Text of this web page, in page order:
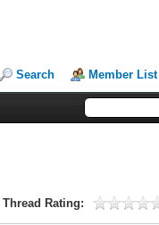
Search Member List
Thread Rating: